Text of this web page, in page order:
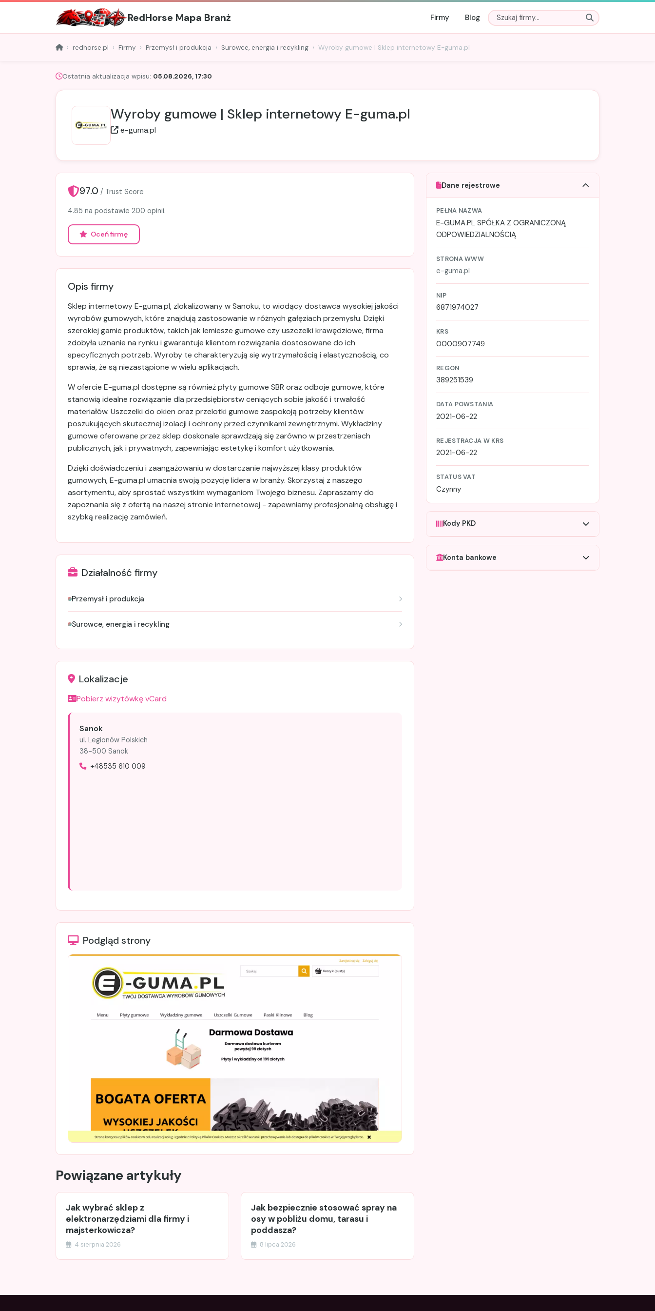
RedHorse Mapa Branż Firmy Blog
redhorse.pl Firmy Przemysł i produkcja Surowce, energia i recykling Wyroby gumowe | Sklep internetowy E-guma.pl
Ostatnia aktualizacja wpisu: 05.08.2026, 17:30
Wyroby gumowe | Sklep internetowy E-guma.pl
e-guma.pl
Dane rejestrowe
PEŁNA NAZWA
E-GUMA.PL SPÓŁKA Z OGRANICZONĄ
ODPOWIEDZIALNOŚCIĄ
STRONA WWW
e-guma.pl
NIP
6871974027
KRS
0000907749
REGON
389251539
DATA POWSTANIA
2021-06-22
REJESTRACJA W KRS
2021-06-22
STATUS VAT
Czynny
Kody PKD
Konta bankowe
97.0 / Trust Score
4.85 na podstawie 200 opinii.
Oceń firmę
Opis firmy
Sklep internetowy E-guma.pl, zlokalizowany w Sanoku, to wiodący dostawca wysokiej jakości
wyrobów gumowych, które znajdują zastosowanie w różnych gałęziach przemysłu. Dzięki
szerokiej gamie produktów, takich jak lemiesze gumowe czy uszczelki krawędziowe, firma
zdobyła uznanie na rynku i gwarantuje klientom rozwiązania dostosowane do ich
specyficznych potrzeb. Wyroby te charakteryzują się wytrzymałością i elastycznością, co
sprawia, że są niezastąpione w wielu aplikacjach.
W ofercie E-guma.pl dostępne są również płyty gumowe SBR oraz odboje gumowe, które
stanowią idealne rozwiązanie dla przedsiębiorstw ceniących sobie jakość i trwałość
materiałów. Uszczelki do okien oraz przelotki gumowe zaspokoją potrzeby klientów
poszukujących skutecznej izolacji i ochrony przed czynnikami zewnętrznymi. Wykładziny
gumowe oferowane przez sklep doskonale sprawdzają się zarówno w przestrzeniach
publicznych, jak i prywatnych, zapewniając estetykę i komfort użytkowania.
Dzięki doświadczeniu i zaangażowaniu w dostarczanie najwyższej klasy produktów
gumowych, E-guma.pl umacnia swoją pozycję lidera w branży. Skorzystaj z naszego
asortymentu, aby sprostać wszystkim wymaganiom Twojego biznesu. Zapraszamy do
zapoznania się z ofertą na naszej stronie internetowej - zapewniamy profesjonalną obsługę i
szybką realizację zamówień.
Działalność firmy
Przemysł i produkcja
Surowce, energia i recykling
Lokalizacje
Pobierz wizytówkę vCard
Sanok
ul. Legionów Polskich
38-500 Sanok
+48535 610 009
Podgląd strony
Powiązane artykuły
Jak wybrać sklep z
elektronarzędziami dla firmy i
majsterkowicza?
4 sierpnia 2026
Jak bezpiecznie stosować spray na
osy w pobliżu domu, tarasu i
poddasza?
8 lipca 2026